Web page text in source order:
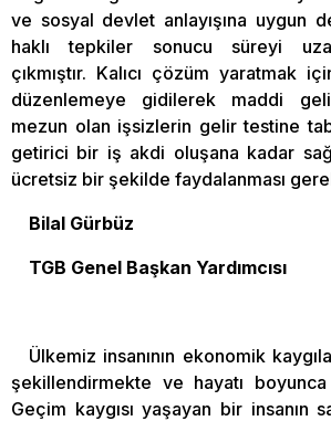
ve sosyal devlet anlayışına uygun
haklı tepkiler sonucu süreyi
çıkmıştır. Kalıcı çözüm yaratmak
düzenlemeye gidilerek maddi
mezun olan işsizlerin gelir testine
getirici bir iş akdi oluşana kadar
ücretsiz bir şekilde faydalanması
Bilal Gürbüz
TGB Genel Başkan Yardımcısı
Ülkemiz insanının ekonomik
şekillendirmekte ve hayatı
Geçim kaygısı yaşayan bir insanın